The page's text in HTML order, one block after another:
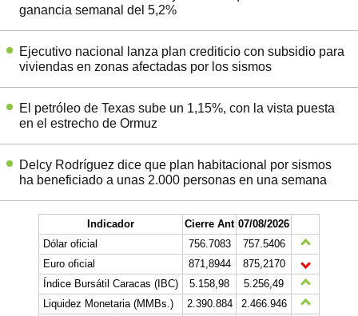
ganancia semanal del 5,2%
Ejecutivo nacional lanza plan crediticio con subsidio para
viviendas en zonas afectadas por los sismos
El petróleo de Texas sube un 1,15%, con la vista puesta
en el estrecho de Ormuz
Delcy Rodríguez dice que plan habitacional por sismos
ha beneficiado a unas 2.000 personas en una semana
Indicador Cierre Ant 07/08/2026
Dólar oficial
756.7083
757.5406
Euro oficial
871,8944
875,2170
Índice Bursátil Caracas (IBC)
5.158,98
5.256,49
Liquidez Monetaria (MMBs.)
2.390.884
2.466.946